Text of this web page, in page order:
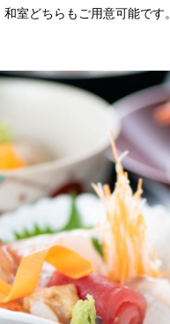
室どちらもご用意可能です。